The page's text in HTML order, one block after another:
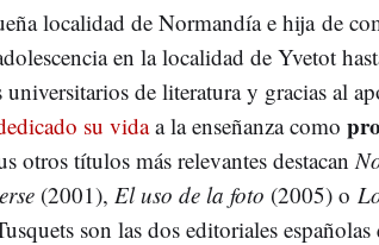
localidad de Normandía e hija de
en la localidad de Yvetot
universitarios de literatura y gracias al
su vidaa la enseñanza como
otros títulos más relevantes destacan
(2001), El uso de la foto (2005) o
son las dos editoriales